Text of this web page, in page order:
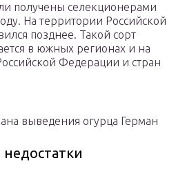
получены селекционерами
На территории Российской
позднее. Такой сорт
в южных регионах и на
Федерации и стран
выведения огурца Герман